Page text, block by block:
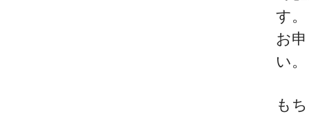
す。
お
い。
も